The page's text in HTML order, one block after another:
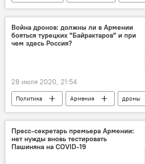
Франция
конфликт
граница
Париж
Новости Армения
Война дронов: должны ли в Армении
бояться турецких "Байрактаров" и при
чем здесь Россия?
28 июля 2020, 21:54
Политика Армения дроны
Пресс-секретарь премьера Армении:
нет нужды вновь тестировать
Пашиняна на COVID-19